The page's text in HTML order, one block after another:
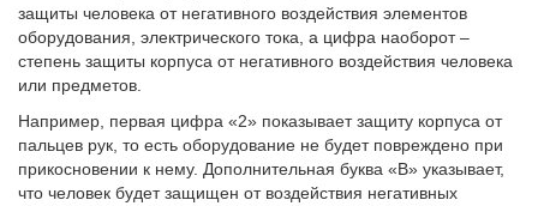
защиты человека от негативного воздействия элементов
оборудования, электрического тока, а цифра наоборот –
степень защиты корпуса от негативного воздействия человека
или предметов.
Например, первая цифра «2» показывает защиту корпуса от
пальцев рук, то есть оборудование не будет повреждено при
прикосновении к нему. Дополнительная буква «B» указывает,
что человек будет защищен от воздействия негативных